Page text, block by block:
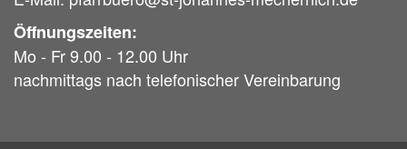
Öffnungszeiten:
Mo - Fr 9.00 - 12.00 Uhr
nachmittags nach telefonischer Vereinbarung